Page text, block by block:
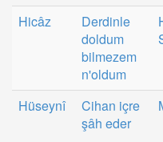
Hicâz
Derdinle
doldum
bilmezem
n'oldum
Hüseynî
Cihan içre
şâh eder